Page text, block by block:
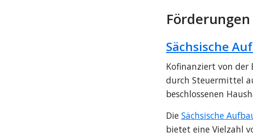
Förderungen
Sächsische
Kofinanziert von der
durch Steuermittel
beschlossenen
Die Sächsische
bietet eine Vielzahl